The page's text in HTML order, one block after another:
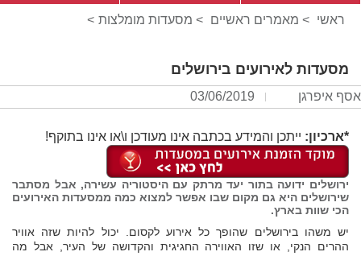
ראשי > מאמרים ראשיים > מסעדות מומלצות >
מסעדות לאירועים בירושלים
אסף איפרגן 03/06/2019
*ארכיון: ייתכן והמידע בכתבה אינו מעודכן ו\או אינו בתוקף!
ירושלים ידועה בתור יעד מרתק עם היסטוריה עשירה, אבל מסתבר
שירושלים היא גם מקום שבו אפשר למצוא כמה ממסעדות האירועים
הכי שוות בארץ.
יש משהו בירושלים שהופך כל אירוע לקסום. יכול להיות שזה אוויר
ההרים הנקי, או שזו האווירה החגיגית והקדושה של העיר, אבל מה